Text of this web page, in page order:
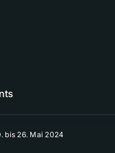
bis 26. Mai 2024